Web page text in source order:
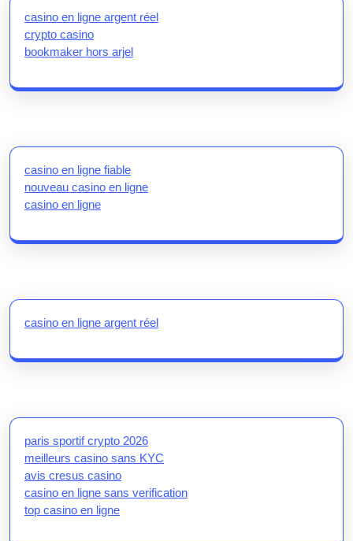
casino en ligne argent réel
crypto casino
bookmaker hors arjel
casino en ligne fiable
nouveau casino en ligne
casino en ligne
casino en ligne argent réel
paris sportif crypto 2026
meilleurs casino sans KYC
avis cresus casino
casino en ligne sans verification
top casino en ligne